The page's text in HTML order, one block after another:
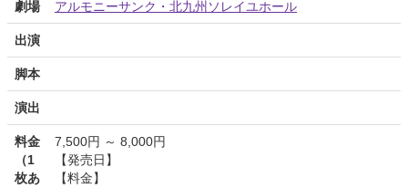
劇場 アルモニーサンク・北九州ソレイユホール
出演
脚本
演出
料金
（1
枚あ
7,500円 ～ 8,000円
【発売日】
【料金】